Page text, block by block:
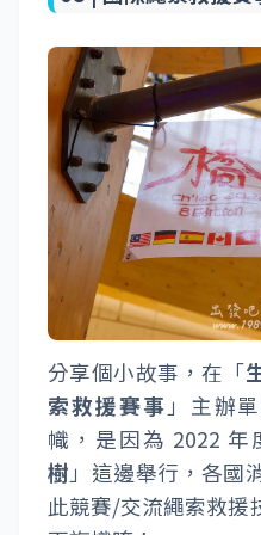
分享個小故事，在「
索救援賽事」主辦
幟，是因為 2022
樹」這邊舉行，各國
此競賽/交流繩索救援